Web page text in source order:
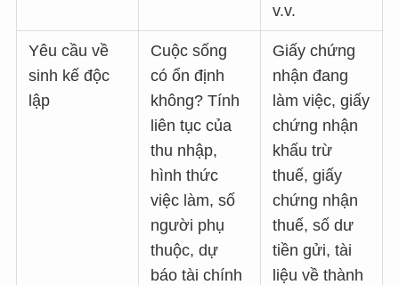
v.v.
Yêu cầu về
sinh kế độc
lập
Cuộc sống
có ổn định
không? Tính
liên tục của
thu nhập,
hình thức
việc làm, số
người phụ
thuộc, dự
báo tài chính
Giấy chứng
nhận đang
làm việc, giấy
chứng nhận
khấu trừ
thuế, giấy
chứng nhận
thuế, số dư
tiền gửi, tài
liệu về thành